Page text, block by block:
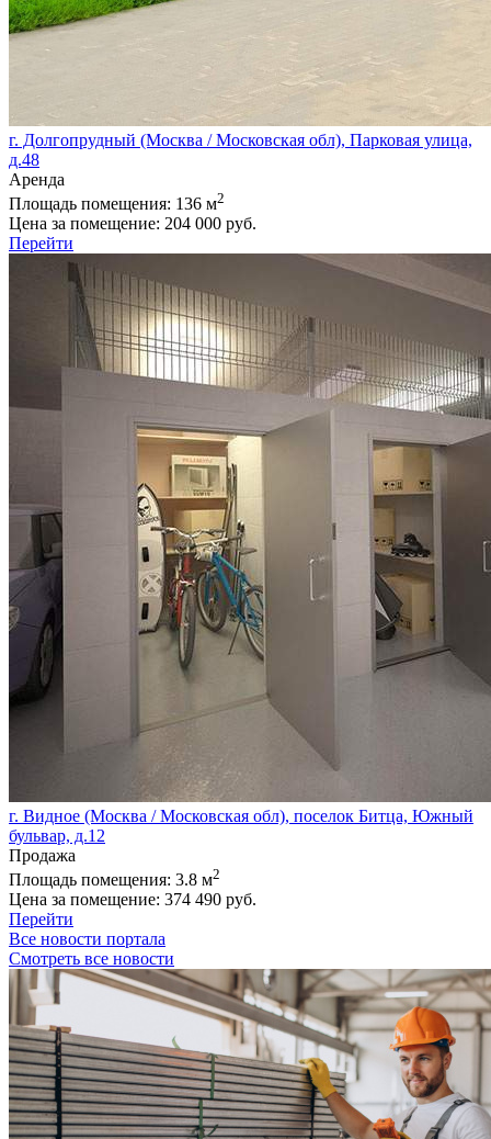
г. Долгопрудный (Москва / Московская обл), Парковая улица,
д.48
Аренда
Площадь помещения: 136 м2
Цена за помещение: 204 000 руб.
Перейти
г. Видное (Москва / Московская обл), поселок Битца, Южный
бульвар, д.12
Продажа
Площадь помещения: 3.8 м2
Цена за помещение: 374 490 руб.
Перейти
Все новости портала
Смотреть все новости